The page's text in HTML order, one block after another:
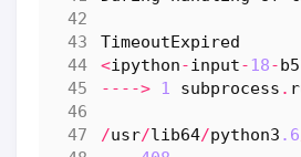
TimeoutExpired
<ipython-input- 18-
---->
1 subprocess .
/usr/lib64/python3 .6